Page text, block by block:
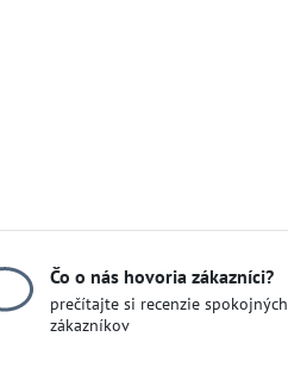
Čo o nás hovoria zákazníci?
prečítajte si recenzie spokojných
zákazníkov